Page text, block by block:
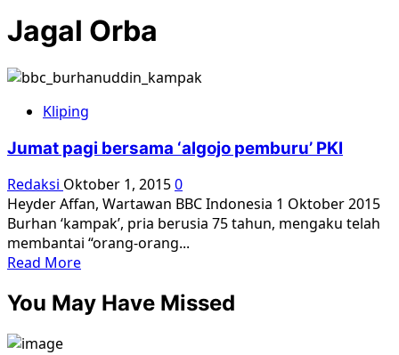
Jagal Orba
Kliping
Jumat pagi bersama ‘algojo pemburu’ PKI
Redaksi Oktober 1, 20150
Heyder Affan, Wartawan BBC Indonesia 1 Oktober 2015
Burhan ‘kampak’, pria berusia 75 tahun, mengaku telah
membantai “orang-orang...
Read MoreRead
about
Jumat
You May Have Missed